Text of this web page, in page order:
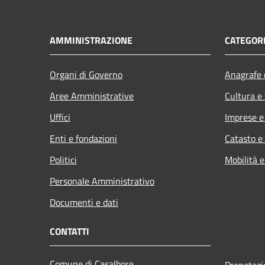
AMMINISTRAZIONE
Organi di Governo
Aree Amministrative
Uffici
Enti e fondazioni
Politici
Personale Amministrativo
Documenti e dati
Cultura
Imprese
Catasto
Mobilità
CONTATTI